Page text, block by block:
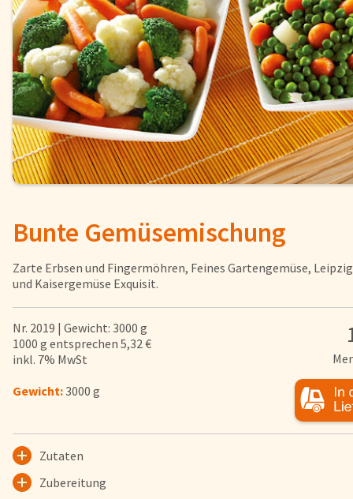
Fisch Pizzen und
Snacks
Schnelle Mahlzeiten Torten und
Brot und Brötchen
Über uns
Presse & News
Nährwerte & Allergene
Lieferwagen
Startseite
Genussflyer
Bunte Gemüsemischung
Zarte Erbsen und Fingermöhren, Feines Gartengemüse,
und Kaisergemüse Exquisit.
Nr. 2019 | Gewicht: 3000 g
1000 g entsprechen 5,32 €
inkl. 7% MwSt
Gewicht:3000 g
Zutaten
Zubereitung